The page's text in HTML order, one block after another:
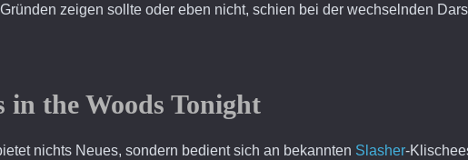
zeigen sollte oder eben nicht, schien bei der wechselnden
in the Woods Tonight
nichts Neues, sondern bedient sich an bekannten Slasher-